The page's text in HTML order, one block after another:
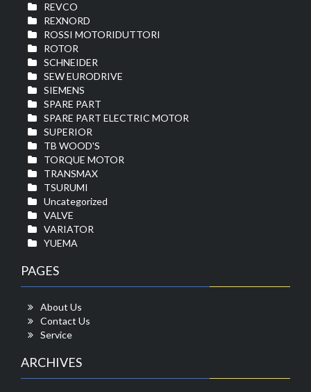
REVCO
REXNORD
ROSSI MOTORIDUTTORI
ROTOR
SCHNEIDER
SEW EURODRIVE
SIEMENS
SPARE PART
SPARE PART ELECTRIC MOTOR
SUPERIOR
TB WOOD'S
TORQUE MOTOR
TRANSMAX
TSURUMI
Uncategorized
VALVE
VARIATOR
YUEMA
PAGES
About Us
Contact Us
Service
ARCHIVES